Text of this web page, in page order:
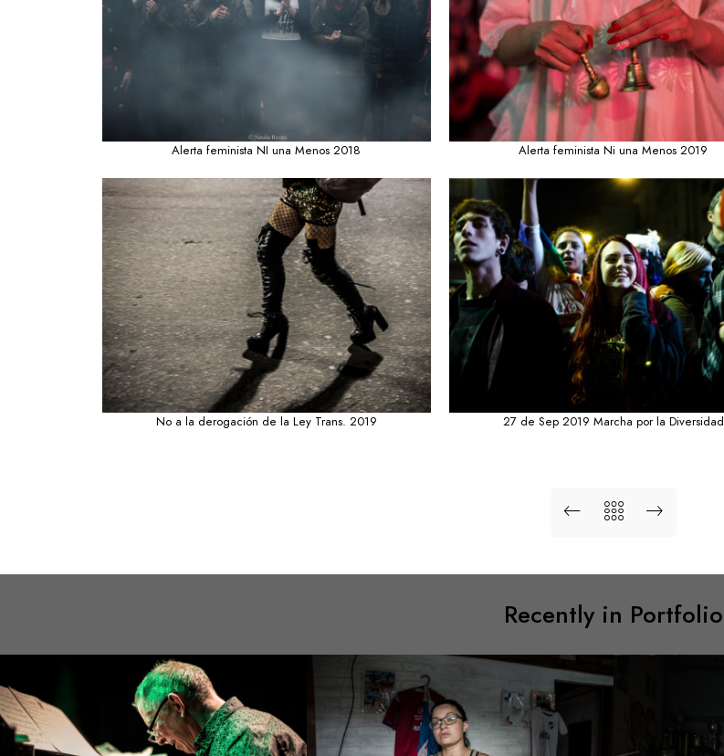
Alerta feminista NI una Menos 2018 Alerta feminista Ni una Menos 2019
No a la derogación de la Ley Trans. 2019 27 de Sep 2019 Marcha por la Diversidad
Recently in Portfolio